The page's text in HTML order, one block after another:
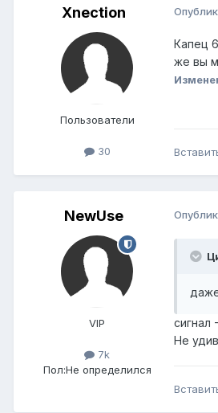
Xnection
Пользователи
30
Капец
же вы
NewUse
VIP
7k
Пол:Не определился
сигнал
Не